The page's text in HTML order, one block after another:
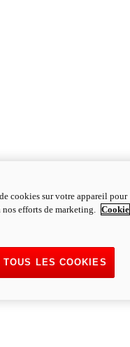
cookies sur votre appareil pour
efforts de marketing. Cookie
TOUS LES COOKIES